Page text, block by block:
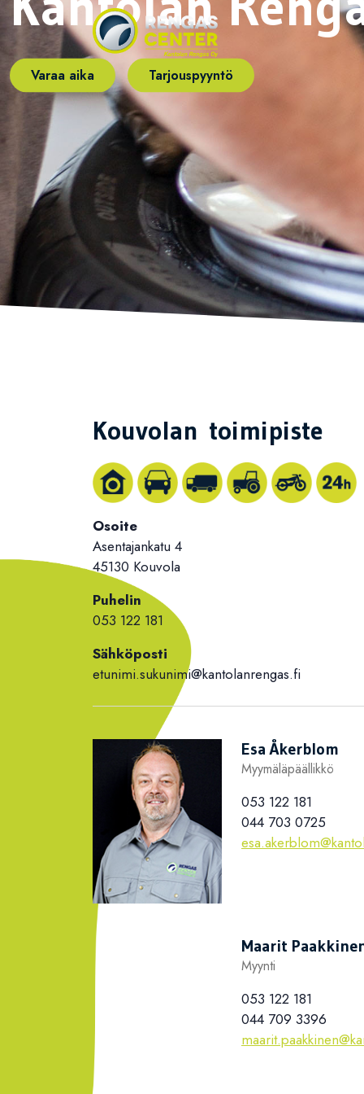
Varaa aika Tarjouspyyntö
Kouvolan toimipiste
Osoite
Asentajankatu 4
45130 Kouvola
Puhelin
053 122 181
Sähköposti
etunimi.sukunimi@kantolanrengas.fi
Esa Åkerblom
Myymäläpäällikkö
053 122 181
044 703 0725
Maarit
Myynti
053 122 181
044 709 3396